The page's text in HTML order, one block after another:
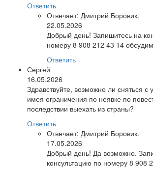
Ответить
Отвечает: Дмитрий Боровик.
22.05.2026
Добрый день! Запишитесь на
номеру 8 908 212 43 14
Ответить
Сергей
16.05.2026
Здравствуйте, возможно ли сняться с
имея ограничения по неявке по
последствии выехать из страны?
Ответить
Отвечает: Дмитрий Боровик.
17.05.2026
Добрый день! Да возможно.
консультацию по номеру 8 908